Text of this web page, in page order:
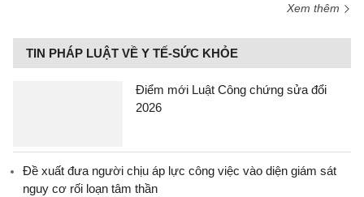
Xem thêm
TIN PHÁP LUẬT VỀ Y TẾ-SỨC KHỎE
Điểm mới Luật Công chứng sửa đổi
2026
Đề xuất đưa người chịu áp lực công việc vào diện giám sát
nguy cơ rối loạn tâm thần